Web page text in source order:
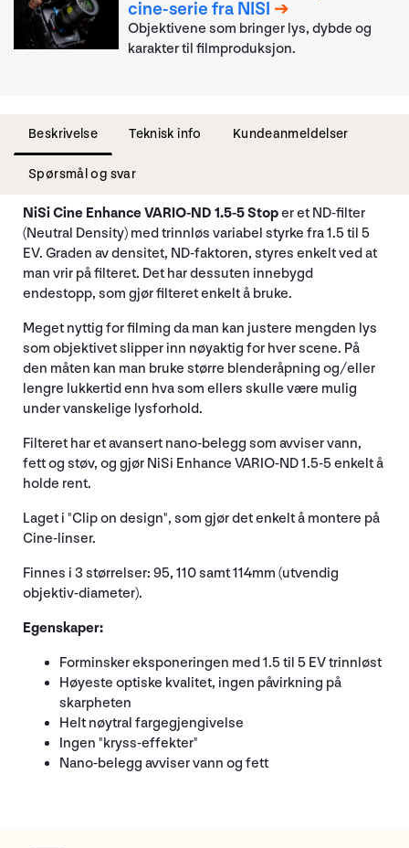
cine-serie fra NISI
Objektivene som bringer lys, dybde og
karakter til filmproduksjon.
Beskrivelse Teknisk info Kundeanmeldelser
Spørsmål og svar
NiSi Cine Enhance VARIO-ND 1.5-5 Stoper et ND-filter
(Neutral Density) med trinnløs variabel styrke fra 1.5 til 5
EV. Graden av densitet, ND-faktoren, styres enkelt ved at
man vrir på filteret. Det har dessuten innebygd
endestopp, som gjør filteret enkelt å bruke.
Meget nyttig for filming da man kan justere mengden lys
som objektivet slipper inn nøyaktig for hver scene. På
den måten kan man bruke større blenderåpning og/eller
lengre lukkertid enn hva som ellers skulle være mulig
under vanskelige lysforhold.
Filteret har et avansert nano-belegg som avviser vann,
fett og støv, og gjør NiSi Enhance VARIO-ND 1.5-5 enkelt å
holde rent.
Laget i "Clip on design", som gjør det enkelt å montere på
Cine-linser.
Finnes i 3 størrelser: 95, 110 samt 114mm (utvendig
objektiv-diameter).
Egenskaper:
Forminsker eksponeringen med 1.5 til 5 EV trinnløst
Høyeste optiske kvalitet, ingen påvirkning på
skarpheten
Helt nøytral fargegjengivelse
Ingen "kryss-effekter"
Nano-belegg avviser vann og fett